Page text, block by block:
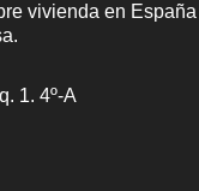
vivienda en España
1. 4º-A